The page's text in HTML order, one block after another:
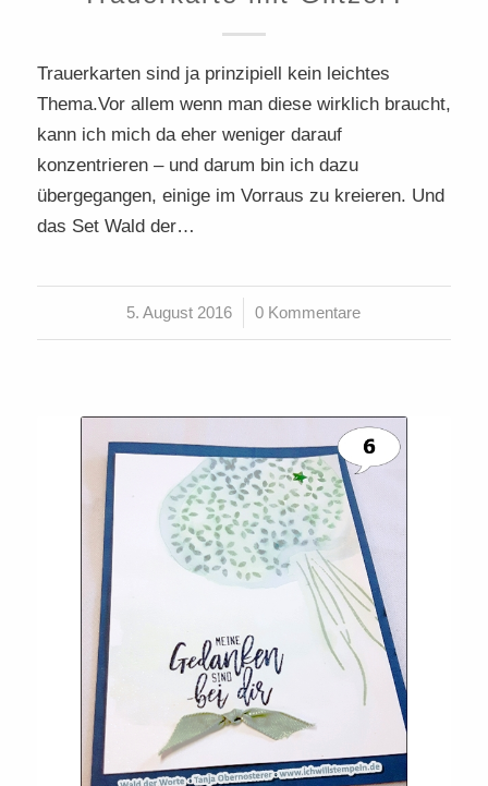
Trauerkarten sind ja prinzipiell kein leichtes
Thema.Vor allem wenn man diese wirklich braucht,
kann ich mich da eher weniger darauf
konzentrieren – und darum bin ich dazu
übergegangen, einige im Vorraus zu kreieren. Und
das Set Wald der…
5. August 2016
/ 0 Kommentare